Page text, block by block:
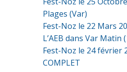
Plages (Var)
Fest-Noz le 22 Mars
L’AEB dans Var Matin
Fest-Noz le 24 février
COMPLET